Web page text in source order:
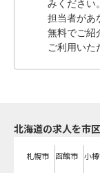
みください
担当者があ
無料でご紹
ご利用いた
北海道の求人を市
札幌市 函館市 小